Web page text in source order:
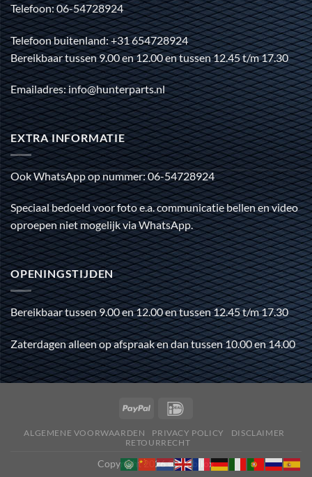
Telefoon: 06-54728924
Telefoon buitenland: +31 654728924
Bereikbaar tussen 9.00 en 12.00 en tussen 12.45 t/m 17.30
Emailadres: info@hunterparts.nl
EXTRA INFORMATIE
Ook WhatsApp op nummer: 06-54728924
Speciaal bedoeld voor foto e.a. communicatie bellen en video
oproepen niet mogelijk via WhatsApp.
OPENINGSTIJDEN
Bereikbaar tussen 9.00 en 12.00 en tussen 12.45 t/m 17.30
Zaterdagen alleen op afspraak en dan tussen 10.00 en 14.00
ALGEMENE VOORWAARDEN PRIVACY POLICY
DISCLAIMER
RETOURRECHT
Copyright 2026 ©Mobilox